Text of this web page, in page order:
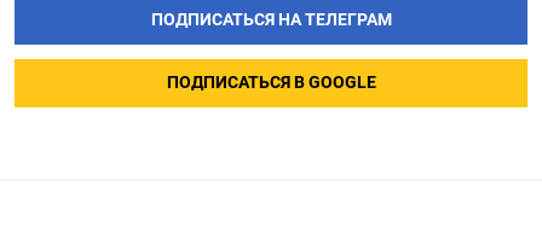
ПОДПИСАТЬСЯ НА ТЕЛЕГРАМ
ПОДПИСАТЬСЯ В GOOGLE